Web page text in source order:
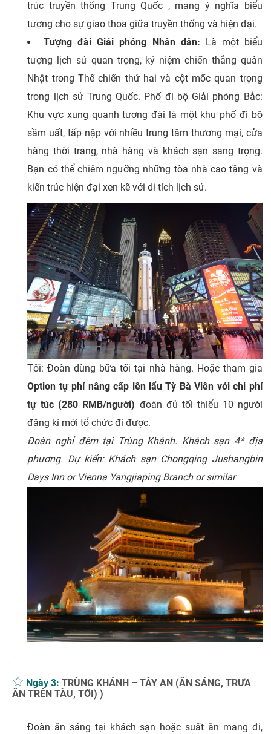
trúc truyền thống Trung Quốc , mang ý nghĩa biểu
tượng cho sự giao thoa giữa truyền thống và hiện đại.
Tượng đài Giải phóng Nhân dân:
Là một biểu
tượng lịch sử quan trọng, kỷ niệm chiến thắng quân
Nhật trong Thế chiến thứ hai và cột mốc quan trọng
trong lịch sử Trung Quốc. Phố đi bộ Giải phóng Bắc:
Khu vực xung quanh tượng đài là một khu phố đi bộ
sầm uất, tấp nập với nhiều trung tâm thương mại, cửa
hàng thời trang, nhà hàng và khách sạn sang trọng.
Bạn có thể chiêm ngưỡng những tòa nhà cao tầng và
kiến trúc hiện đại xen kẽ với di tích lịch sử.
Tối: Đoàn dùng bữa tối tại nhà hàng. Hoặc tham gia
Option tự phí nâng cấp lên lẩu Tỳ Bà Viên với chi phí
tự túc (280 RMB/người) đoàn đủ tối thiểu 10 người
đăng kí mới tổ chức đi được.
Đoàn nghỉ đêm tại Trùng Khánh. Khách sạn 4* địa
phương. Dự kiến: Khách sạn Chongqing Jushangbin
Days Inn or Vienna Yangjiaping Branch or similar
Ngày 3:TRÙNG KHÁNH – TÂY AN (ĂN SÁNG, TRƯA
ĂN TRÊN TÀU, TỐI) )
Đoàn ăn sáng tại khách sạn hoặc suất ăn mang đi,